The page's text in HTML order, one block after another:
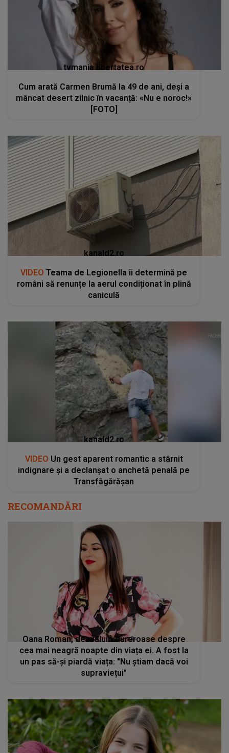
tvmania.libertatea.ro
Cum arată Carmen Brumă la 49 de ani, deși a
mâncat desert zilnic în vacanță: «Nu e noroc!»
[FOTO]
kanald2.ro
VIDEO Teama de Legionella îi determină pe
români să renunțe la aerul condiționat în plină
caniculă
kanald2.ro
VIDEO Un gest aparent romantic a stârnit
indignare și a declanșat o anchetă penală pe
Transfăgărășan
RECOMANDĂRI
Oana Roman, dezvăluiri dureroase despre
cea mai neagră noapte din viața ei. A fost la
un pas să-și piardă viața: "Nu știam dacă voi
supraviețui"